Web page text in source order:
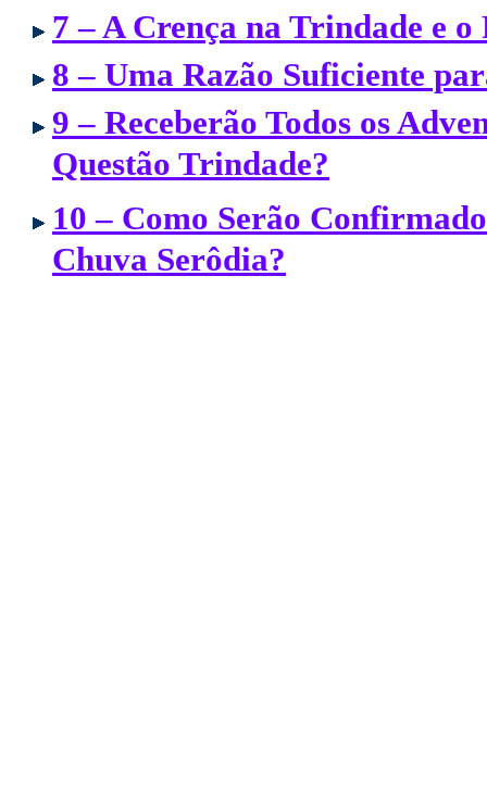
7 – A Crença na Trindade e
8 – Uma Razão Suficiente
9 – Receberão Todos os
Questão Trindade?
10 – Como Serão
Chuva Serôdia?